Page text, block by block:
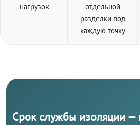
нагрузок
отдельной
разделки под
каждую точку
Срок службы изоляции —